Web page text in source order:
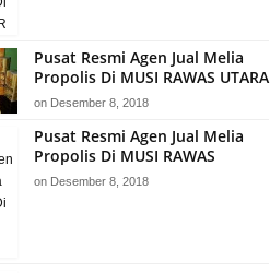
Pusat Resmi Agen Jual Melia
Propolis Di MUSI RAWAS UTARA
on Desember 8, 2018
Pusat Resmi Agen Jual Melia
Propolis Di MUSI RAWAS
on Desember 8, 2018